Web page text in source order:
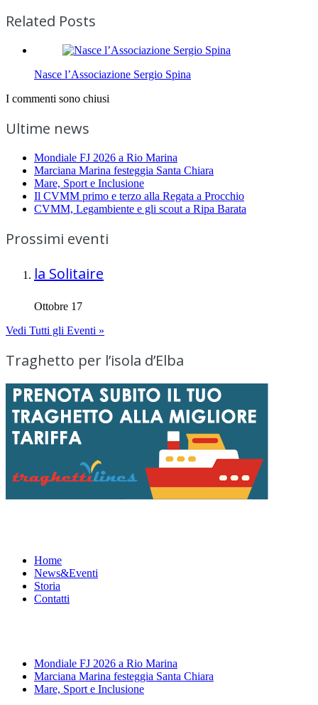
Related Posts
Nasce l’Associazione Sergio Spina
I commenti sono chiusi
Ultime news
Mondiale FJ 2026 a Rio Marina
Marciana Marina festeggia Santa Chiara
Mare, Sport e Inclusione
Il CVMM primo e terzo alla Regata a Procchio
CVMM, Legambiente e gli scout a Ripa Barata
Prossimi eventi
la Solitaire
Ottobre 17
Vedi Tutti gli Eventi »
Traghetto per l’isola d’Elba
Home
News&Eventi
Storia
Contatti
Mondiale FJ 2026 a Rio Marina
Marciana Marina festeggia Santa Chiara
Mare, Sport e Inclusione